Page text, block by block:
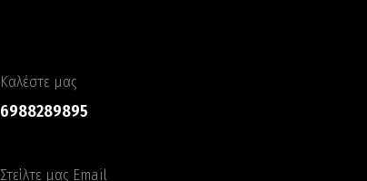
Καλέστε μας
6988289895
Στείλτε μας Email